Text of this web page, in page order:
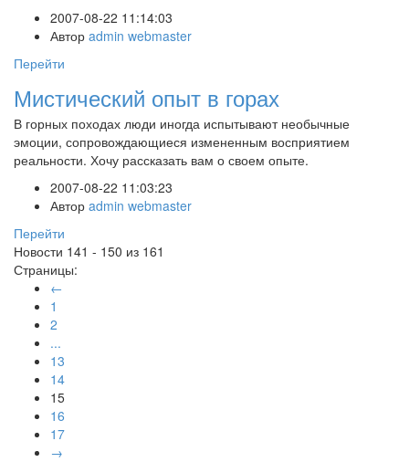
2007-08-22 11:14:03
Автор admin webmaster
Перейти
Мистический опыт в горах
В горных походах люди иногда испытывают необычные
эмоции, сопровождающиеся измененным восприятием
реальности. Хочу рассказать вам о своем опыте.
2007-08-22 11:03:23
Автор admin webmaster
Перейти
Новости 141 - 150 из 161
Страницы:
←
1
2
...
13
14
15
16
17
→